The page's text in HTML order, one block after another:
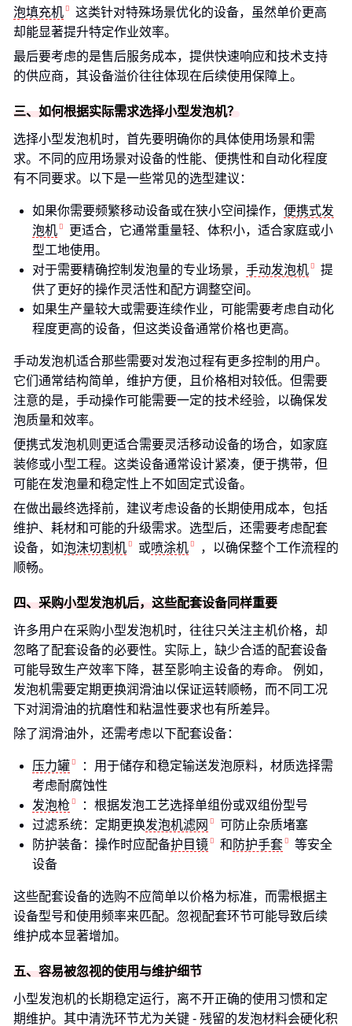
泡填充机
这类针对特殊场景优化的设备，虽然单价更高
却能显著提升特定作业效率。
最后要考虑的是售后服务成本，提供快速响应和技术支持
的供应商，其设备溢价往往体现在后续使用保障上。
三、如何根据实际需求选择小型发泡机？
选择小型发泡机时，首先要明确你的具体使用场景和需
求。不同的应用场景对设备的性能、便携性和自动化程度
有不同要求。以下是一些常见的选型建议：
如果你需要频繁移动设备或在狭小空间操作， 便携式发
泡机
更适合，它通常重量轻、体积小，适合家庭或小
型工地使用。
对于需要精确控制发泡量的专业场景， 手动发泡机
提
供了更好的操作灵活性和配方调整空间。
如果生产量较大或需要连续作业，可能需要考虑自动化
程度更高的设备，但这类设备通常价格也更高。
手动发泡机适合那些需要对发泡过程有更多控制的用户。
它们通常结构简单，维护方便，且价格相对较低。但需要
注意的是，手动操作可能需要一定的技术经验，以确保发
泡质量和效率。
便携式发泡机则更适合需要灵活移动设备的场合，如家庭
装修或小型工程。这类设备通常设计紧凑，便于携带，但
可能在发泡量和稳定性上不如固定式设备。
在做出最终选择前，建议考虑设备的长期使用成本，包括
维护、耗材和可能的升级需求。选型后，还需要考虑配套
设备，如泡沫切割机 或喷涂机
，以确保整个工作流程的
顺畅。
四、采购小型发泡机后，这些配套设备同样重要
许多用户在采购小型发泡机时，往往只关注主机价格，却
忽略了配套设备的必要性。实际上，缺少合适的配套设备
可能导致生产效率下降，甚至影响主设备的寿命。 例如，
发泡机需要定期更换润滑油以保证运转顺畅，而不同工况
下对润滑油的抗磨性和粘温性要求也有所差异。
除了润滑油外，还需考虑以下配套设备：
压力罐
：用于储存和稳定输送发泡原料，材质选择需
考虑耐腐蚀性
发泡枪
：根据发泡工艺选择单组份或双组份型号
过滤系统：定期更换发泡机滤网
可防止杂质堵塞
防护装备：操作时应配备护目镜 和 防护手套
等安全
设备
这些配套设备的选购不应简单以价格为标准，而需根据主
设备型号和使用频率来匹配。忽视配套环节可能导致后续
维护成本显著增加。
五、容易被忽视的使用与维护细节
小型发泡机的长期稳定运行，离不开正确的使用习惯和定
期维护。其中清洗环节尤为关键 - 残留的发泡材料会硬化积